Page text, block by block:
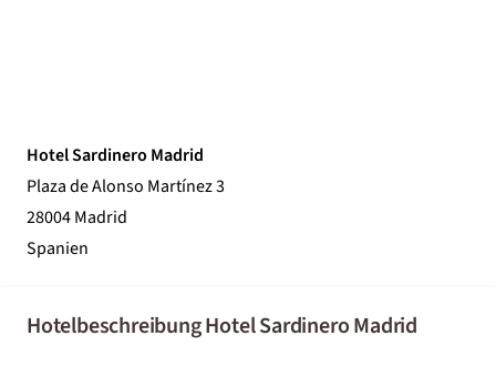
Hotel Sardinero Madrid
Plaza de Alonso Martínez 3
28004 Madrid
Spanien
Hotelbeschreibung Hotel Sardinero Madrid